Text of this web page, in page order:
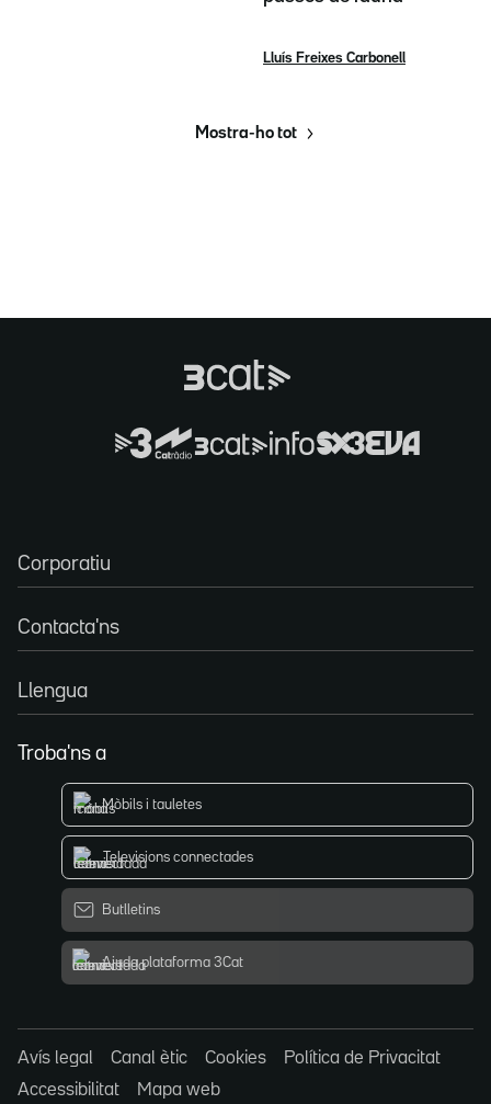
Lluís Freixes Carbonell
Mostra-ho tot
Corporatiu
Contacta'ns
Llengua
Troba'ns a
Mòbils i tauletes
Televisions connectades
Butlletins
Ajuda plataforma 3Cat
Avís legal Canal ètic Cookies
Política de Privacitat
Accessibilitat
Mapa web